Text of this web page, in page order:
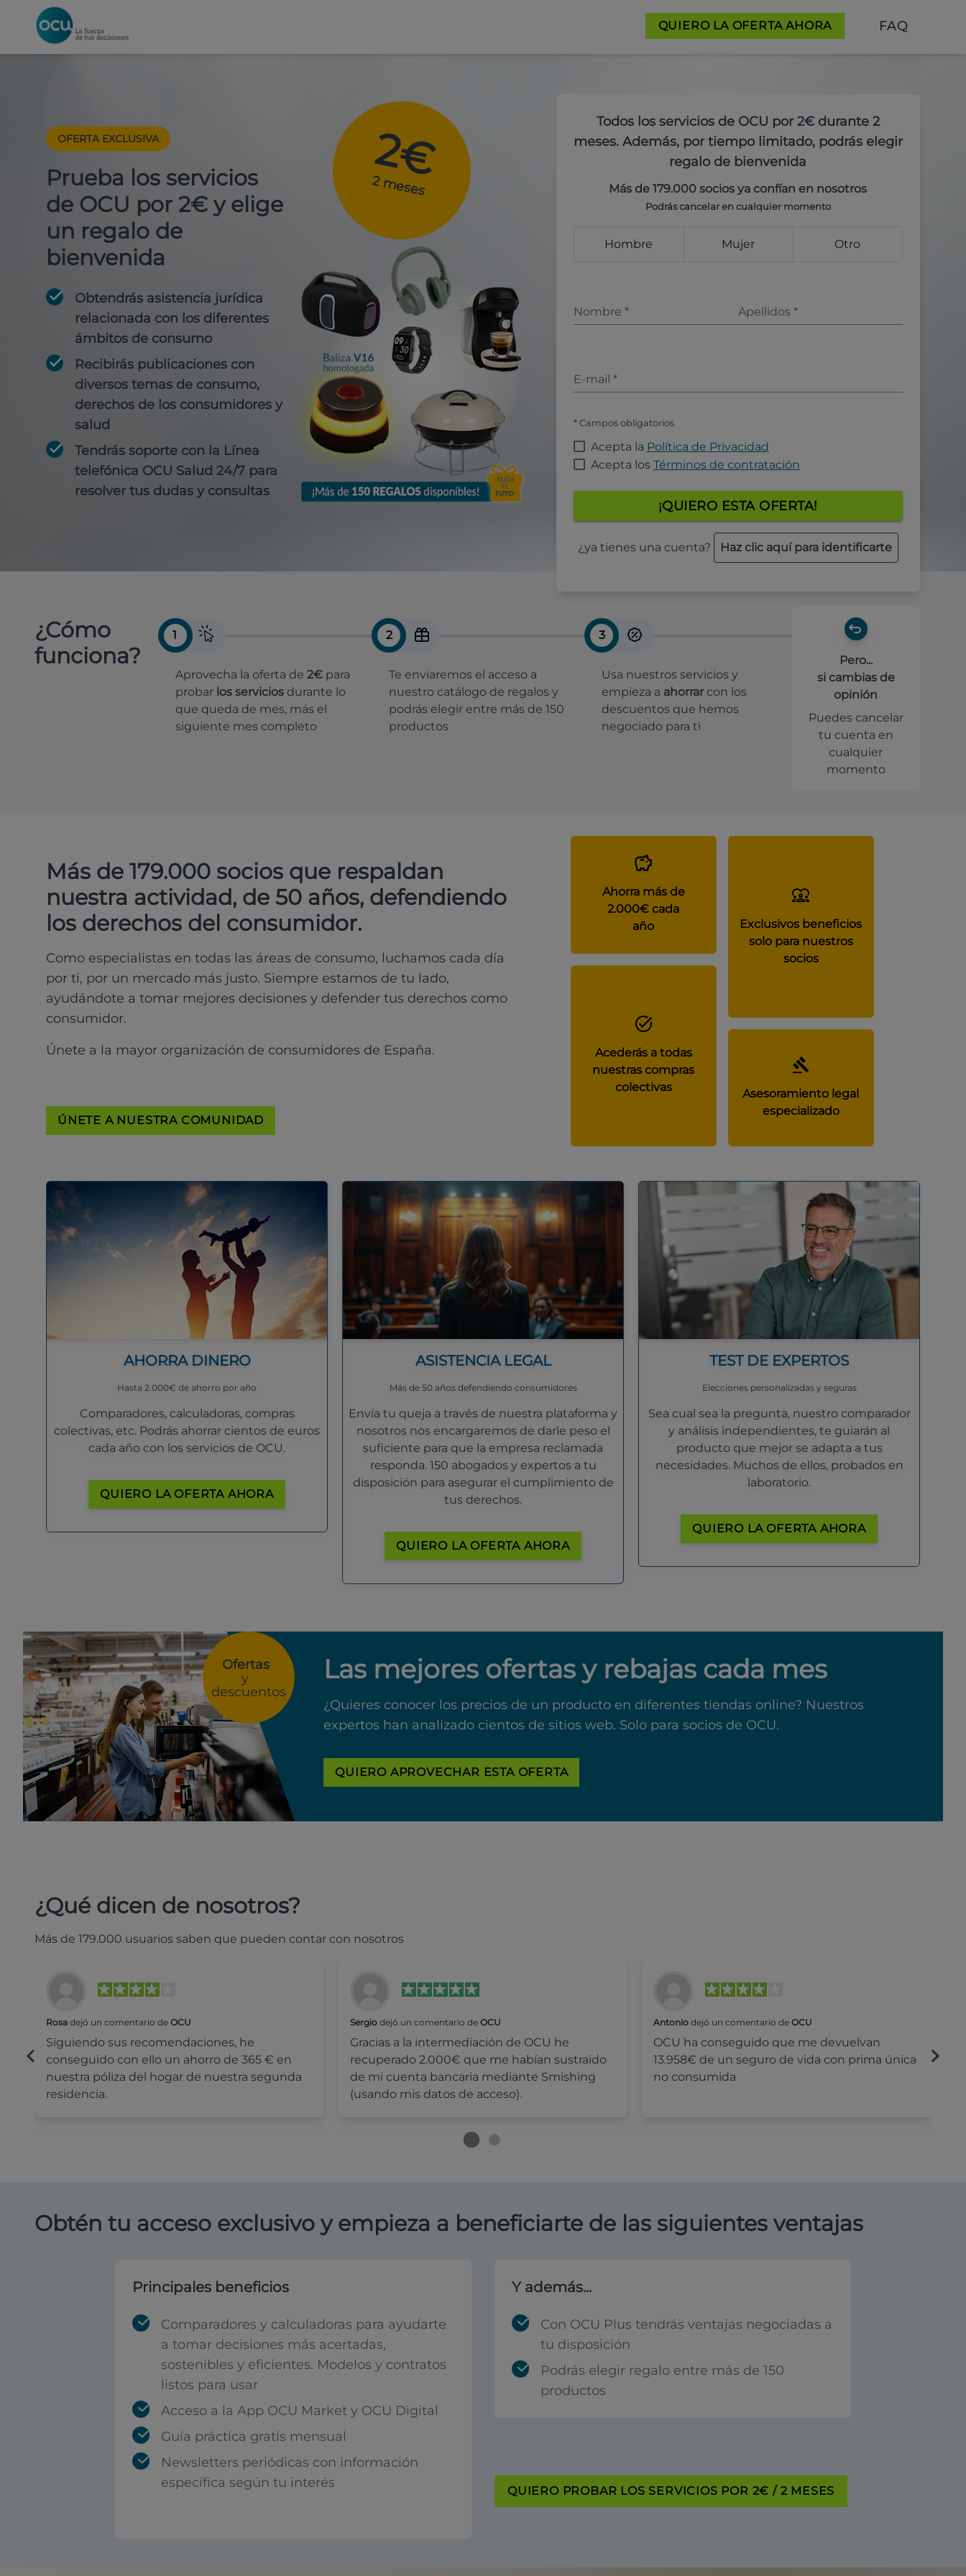
QUIERO LA OFERTA AHORA FAQ
OFERTA EXCLUSIVA
Prueba los servicios
de OCU por 2€ y elige
un regalo de
bienvenida
Obtendrás asistencia jurídica
relacionada con los diferentes
ámbitos de consumo
Recibirás publicaciones con
diversos temas de consumo,
derechos de los consumidores y
salud
Tendrás soporte con la Línea
telefónica OCU Salud 24/7 para
resolver tus dudas y consultas
2€
2 meses
Todos los servicios de OCU por 2€ durante 2
meses. Además, por tiempo limitado, podrás elegir
regalo de bienvenida
Más de 179.000 socios ya confían en nosotros
Podrás cancelar en cualquier momento
Hombre Mujer Otro
Nombre * Apellidos *
E-mail *
* Campos obligatorios
Acepta la Política de Privacidad
Acepta los Términos de contratación
¡QUIERO ESTA OFERTA!
¿ya tienes una cuenta? Haz clic aquí para identificarte
¿Cómo
funciona?
1
Aprovecha la oferta de 2€ para
probar los servicios durante lo
que queda de mes, más el
siguiente mes completo
2
Te enviaremos el acceso a
nuestro catálogo de regalos y
podrás elegir entre más de 150
productos
3
Usa nuestros servicios y
empieza a ahorrar con los
descuentos que hemos
negociado para ti
Pero...
si cambias de
opinión
Puedes cancelar
tu cuenta en
cualquier
momento
Más de 179.000 socios que respaldan
nuestra actividad, de 50 años, defendiendo
los derechos del consumidor.
Como especialistas en todas las áreas de consumo, luchamos cada día
por ti, por un mercado más justo. Siempre estamos de tu lado,
ayudándote a tomar mejores decisiones y defender tus derechos como
consumidor.
Únete a la mayor organización de consumidores de España.
ÚNETE A NUESTRA COMUNIDAD
Ahorra más de
2.000€ cada
año
Exclusivos beneficios
solo para nuestros
socios
Acederás a todas
nuestras compras
colectivas
Asesoramiento legal
especializado
AHORRA DINERO
Hasta 2.000€ de ahorro por año
Comparadores, calculadoras, compras
colectivas, etc. Podrás ahorrar cientos de euros
cada año con los servicios de OCU.
QUIERO LA OFERTA AHORA
ASISTENCIA LEGAL
Más de 50 años defendiendo consumidores
Envía tu queja a través de nuestra plataforma y
nosotros nos encargaremos de darle peso el
suficiente para que la empresa reclamada
responda. 150 abogados y expertos a tu
disposición para asegurar el cumplimiento de
tus derechos.
QUIERO LA OFERTA AHORA
TEST DE EXPERTOS
Elecciones personalizadas y seguras
Sea cual sea la pregunta, nuestro comparador
y análisis independientes, te guiarán al
producto que mejor se adapta a tus
necesidades. Muchos de ellos, probados en
laboratorio.
QUIERO LA OFERTA AHORA
Ofertas
y
descuentos
Las mejores ofertas y rebajas cada mes
¿Quieres conocer los precios de un producto en diferentes tiendas online? Nuestros
expertos han analizado cientos de sitios web. Solo para socios de OCU.
QUIERO APROVECHAR ESTA OFERTA
¿Qué dicen de nosotros?
Más de 179.000 usuarios saben que pueden contar con nosotros
Rosa dejó un comentario de OCU
Siguiendo sus recomendaciones, he
conseguido con ello un ahorro de 365 € en
nuestra póliza del hogar de nuestra segunda
residencia.
Sergiodejó un comentario de OCU
Gracias a la intermediación de OCU he
recuperado 2.000€ que me habían sustraido
de mi cuenta bancaria mediante Smishing
(usando mis datos de acceso).
Antonio dejó un comentario deOCU
OCU ha conseguido que me devuelvan
13.958€ de un seguro de vida con prima única
no consumida
Obtén tu acceso exclusivo y empieza a beneficiarte de las siguientes ventajas
Principales beneficios
Comparadores y calculadoras para ayudarte
a tomar decisiones más acertadas,
sostenibles y eficientes. Modelos y contratos
listos para usar
Acceso a la App OCU Market y OCU Digital
Guía práctica gratis mensual
Newsletters periódicas con información
específica según tu interés
Y además...
Con OCU Plus tendrás ventajas negociadas a
tu disposición
Podrás elegir regalo entre más de 150
productos
QUIERO PROBAR LOS SERVICIOS POR 2€ / 2 MESES